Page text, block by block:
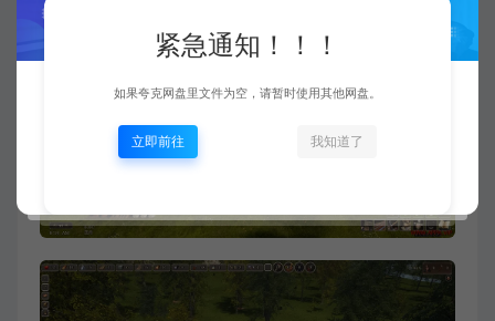
紧急通知！！！
如果夸克网盘里文件为空，请暂时使用其他网盘。
立即前往 我知道了